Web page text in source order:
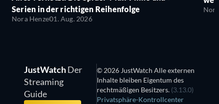
Serien in der richtigen Reihenfolge
Nora Henze01. Aug. 2026
JustWatchDer
Streaming
Guide
© 2026 JustWatch Alle externen
Inhalte bleiben Eigentum des
rechtmäßigen Besitzers. (3.13.0)
Privatsphäre-Kontrollcenter